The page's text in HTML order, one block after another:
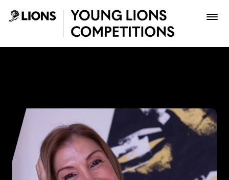
Saltar al contenido principal
Inscribir
Boletería